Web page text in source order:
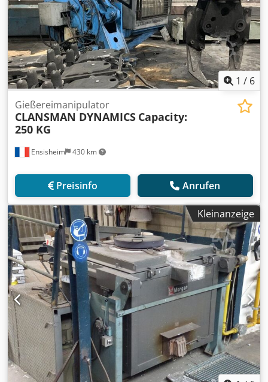
1 / 6
Ensisheim 430 km
Gießereimanipulator
CLANSMAN DYNAMICS Capacity:
250 KG
Preisinfo Anrufen
Kleinanzeige